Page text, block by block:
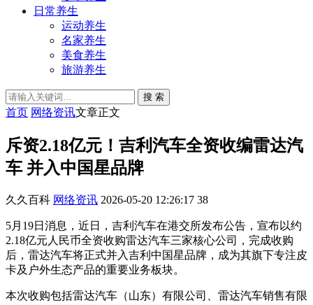
日常养生
运动养生
名家养生
美食养生
旅游养生
搜 索
首页 网络资讯文章正文
斥资2.18亿元！吉利汽车全资收编雷达汽
车 并入中国星品牌
久久百科 网络资讯 2026-05-20 12:26:17 38
5月19日消息，近日，吉利汽车在港交所发布公告，宣布以约
2.18亿元人民币全资收购雷达汽车三家核心公司，完成收购
后，雷达汽车将正式并入吉利中国星品牌，成为其旗下专注皮
卡及户外生态产品的重要业务板块。
本次收购包括雷达汽车（山东）有限公司、雷达汽车销售有限